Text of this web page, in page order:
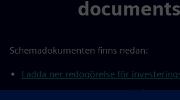
Schemadokumenten finns nedan:
Ladda ner redogörelse för
Genomförandeförklaring (DB)